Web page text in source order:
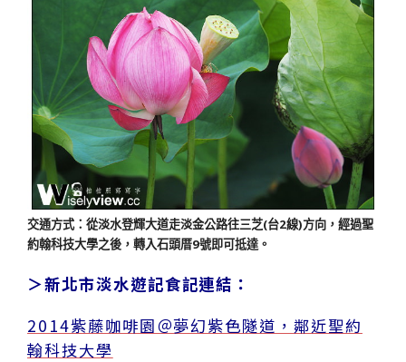
交通方式：從淡水登輝大道走淡金公路往三芝(台2線)方向，經過聖
約翰科技大學之後，轉入石頭厝9號即可抵達。
＞新北市淡水遊記食記連結：
2014紫藤咖啡園＠夢幻紫色隧道，鄰近聖約
翰科技大學